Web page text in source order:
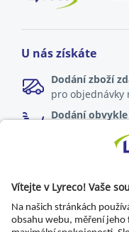
U nás získáte
Dodání zboží
pro objednávky
Dodání
online
Možnost
Specialista pro